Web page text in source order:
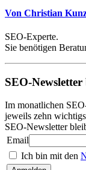
Von Christian
SEO-Experte.
Sie benötigen
SEO-Newsletter
Im monatlichen
jeweils zehn
SEO-Newsletter
Email
Ich bin mit den